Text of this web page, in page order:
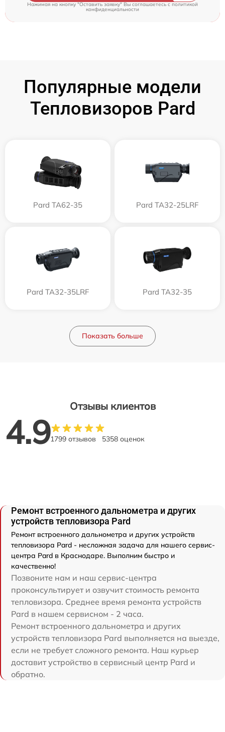
Нажимая на кнопку "Оставить заявку" Вы соглашаетесь cполитикой
конфиденциальности
Популярные модели
Тепловизоров Pard
Pard TA62-35 Pard TA32-25LRF
Pard TA32-35LRF Pard TA32-35
Показать больше
Отзывы клиентов
4.91799 отзывов 5358 оценок
Ремонт встроенного дальнометра и других
устройств тепловизора Pard
Ремонт встроенного дальнометра и других устройств
тепловизора Pard - несложная задача для нашего сервис-
центра Pard в Краснодаре. Выполним быстро и
качественно!
Позвоните нам и наш сервис-центра
проконсультирует и озвучит стоимость ремонта
тепловизора. Среднее время ремонта устройств
Pard в нашем сервисном - 2 часа.
Ремонт встроенного дальнометра и других
устройств тепловизора Pard выполняется на выезде,
если не требует сложного ремонта. Наш курьер
доставит устройство в сервисный центр Pard и
обратно.